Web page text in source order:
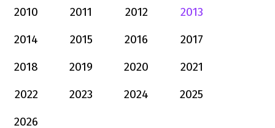
2010 2011 2012
2013
2014
2015 2016
2017
2018
2019 2020
2021
2022
2023 2024
2025
2026